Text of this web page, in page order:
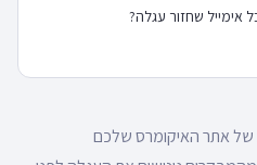
אימייל שחזור עגלה?
של אתר האיקומרס שלכם